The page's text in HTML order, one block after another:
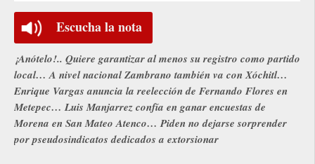
Escucha la nota
¡Anótelo!.. Quiere garantizar al menos su registro como partido
local… A nivel nacional Zambrano también va con Xóchitl…
Enrique Vargas anuncia la reelección de Fernando Flores en
Metepec… Luis Manjarrez confía en ganar encuestas de
Morena en San Mateo Atenco… Piden no dejarse sorprender
por pseudosindicatos dedicados a extorsionar